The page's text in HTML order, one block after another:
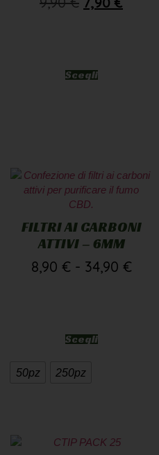
Scegli
FILTRI AI CARBONI
ATTIVI – 6MM
8,90 € - 34,90 €
Scegli
50pz 250pz